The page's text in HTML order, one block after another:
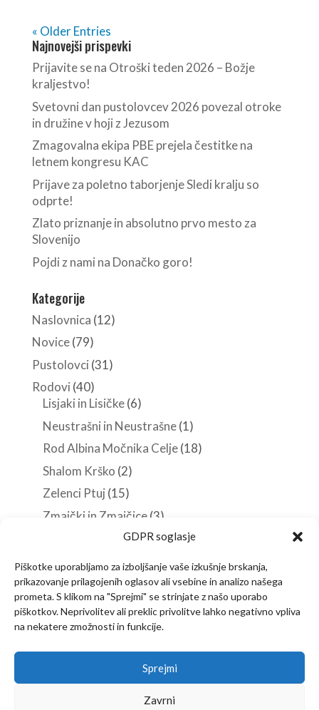
GDPR soglasje
Piškotke uporabljamo za izboljšanje vaše izkušnje brskanja,
prikazovanje prilagojenih oglasov ali vsebine in analizo našega
prometa. S klikom na "Sprejmi" se strinjate z našo uporabo
piškotkov. Neprivolitev ali preklic privolitve lahko negativno vpliva
na nekatere zmožnosti in funkcije.
Sprejmi
Zavrni
« Older Entries
Najnovejši prispevki
Prijavite se na Otroški teden 2026 – Božje
kraljestvo!
Svetovni dan pustolovcev 2026 povezal otroke
in družine v hoji z Jezusom
Zmagovalna ekipa PBE prejela čestitke na
letnem kongresu KAC
Prijave za poletno taborjenje Sledi kralju so
odprte!
Zlato priznanje in absolutno prvo mesto za
Slovenijo
Pojdi z nami na Donačko goro!
Kategorije
Naslovnica (12)
Novice(79)
Pustolovci (31)
Rodovi (40)
Lisjaki in Lisičke(6)
Neustrašni in Neustrašne(1)
Rod Albina Močnika Celje(18)
Shalom Krško (2)
Zelenci Ptuj (15)
Zmajčki in Zmajčice(3)
Stezosledci
Veščine in spretnosti(38)
Predstavitev Članstvo
Novice
Vsebine za vodnike
Izjava o zasebnosti
Kontakt